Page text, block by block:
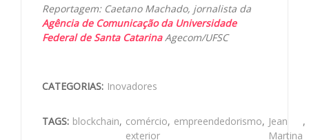
Reportagem: Caetano Machado, jornalista da
Agência de Comunicação da Universidade
Federal de Santa CatarinaAgecom/UFSC
CATEGORIAS: Inovadores
TAGS: blockchain, comércio
exterior
, empreendedorismo, Jean
Martina
,